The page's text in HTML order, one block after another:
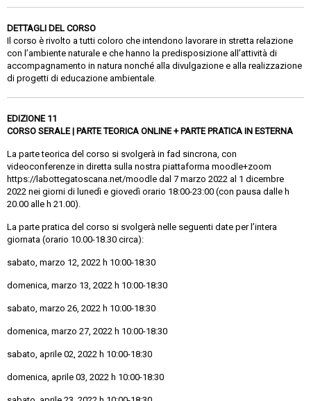
DETTAGLI DEL CORSO
Il corso è rivolto a tutti coloro che intendono lavorare in stretta relazione
con l’ambiente naturale e che hanno la predisposizione all’attività di
accompagnamento in natura nonché alla divulgazione e alla realizzazione
di progetti di educazione ambientale
EDIZIONE 11
CORSO SERALE | PARTE TEORICA ONLINE + PARTE PRATICA IN ESTERNA
La parte teorica del corso si svolgerà in fad sincrona, con
videoconferenze in diretta sulla nostra piattaforma moodle+zoom
https://labottegatoscana.net/moodle dal 7 marzo 2022 al 1 dicembre
2022 nei giorni di lunedì e giovedì orario 18:00-23:00 (con pausa dalle h
20.00 alle h 21.00).
La parte pratica del corso si svolgerà nelle seguenti date per l’intera
giornata (orario 10.00-18.30 circa):
sabato, marzo 12, 2022 h 10:00-18:30
domenica, marzo 13, 2022 h 10:00-18:30
sabato, marzo 26, 2022 h 10:00-18:30
domenica, marzo 27, 2022 h 10:00-18:30
sabato, aprile 02, 2022 h 10:00-18:30
domenica, aprile 03, 2022 h 10:00-18:30